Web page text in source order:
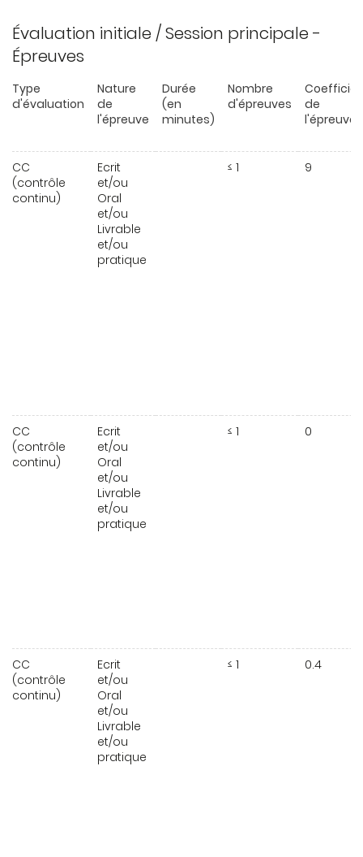
Évaluation initiale / Session principale -
Épreuves
Type
d'évaluation
Nature
de
l'épreuve
Durée
(en
minutes)
Nombre
d'épreuves
de
l'épreuve
CC
(contrôle
continu)
Ecrit
et/ou
Oral
et/ou
Livrable
et/ou
pratique
≤ 1 9
CC
(contrôle
continu)
Ecrit
et/ou
Oral
et/ou
Livrable
et/ou
pratique
≤ 1 0
CC
(contrôle
continu)
Ecrit
et/ou
Oral
et/ou
Livrable
et/ou
pratique
≤ 1 0.4